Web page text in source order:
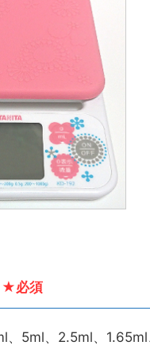
★必須
、5ml、2.5ml、